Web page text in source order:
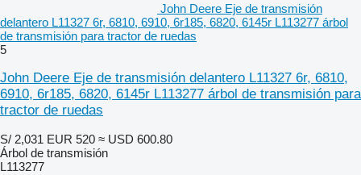
John Deere Eje de transmisión
delantero L11327 6r, 6810, 6910, 6r185, 6820, 6145r L113277 árbol
de transmisión para tractor de ruedas
5
John Deere Eje de transmisión delantero L11327 6r, 6810,
6910, 6r185, 6820, 6145r L113277 árbol de transmisión para
tractor de ruedas
S/ 2,031 EUR 520 ≈ USD 600.80
Árbol de transmisión
L113277